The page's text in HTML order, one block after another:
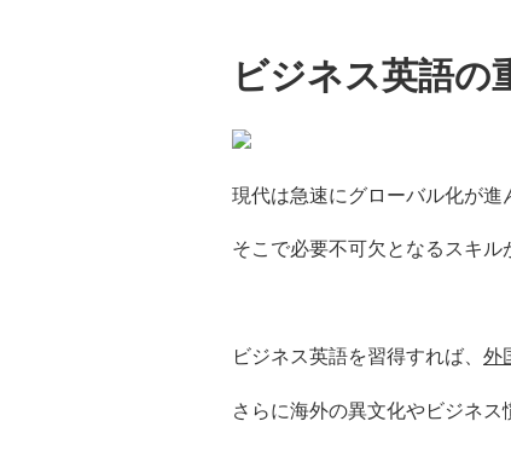
ビジネス英語の
現代は急速にグローバル化が
そこで必要不可欠となるスキル
ビジネス英語を習得すれば、 外
さらに海外の異文化やビジネス